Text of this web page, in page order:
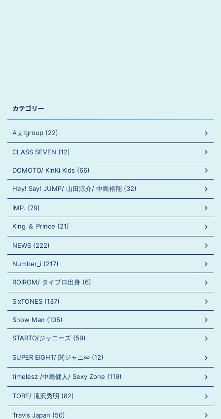
カテゴリー
Aぇ!group (22)
CLASS SEVEN (12)
DOMOTO/ KinKi Kids (66)
Hey! Say! JUMP/ 山田涼介/ 中島裕翔 (32)
IMP. (79)
King ＆ Prince (21)
NEWS (222)
Number_i (217)
ROIROM/ タイプロ出身 (6)
SixTONES (137)
Snow Man (105)
STARTO/ジャニーズ (59)
SUPER EIGHT/ 関ジャニ∞ (12)
timelesz /中島健人/ Sexy Zone (119)
TOBE/ 滝沢秀明 (82)
Travis Japan (50)